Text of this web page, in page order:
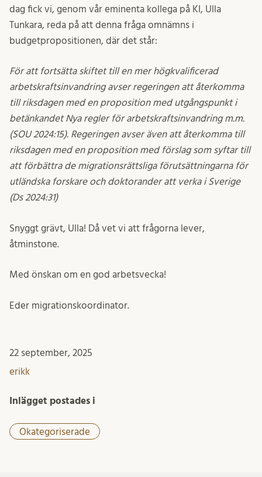
dag fick vi, genom vår eminenta kollega på KI, Ulla
Tunkara, reda på att denna fråga omnämns i
budgetpropositionen, där det står:
För att fortsätta skiftet till en mer högkvalificerad
arbetskraftsinvandring avser regeringen att återkomma
till riksdagen med en proposition med utgångspunkt i
betänkandet Nya regler för arbetskraftsinvandring m.m.
(SOU 2024:15). Regeringen avser även att återkomma till
riksdagen med en proposition med förslag som syftar till
att förbättra de migrationsrättsliga förutsättningarna för
utländska forskare och doktorander att verka i Sverige
(Ds 2024:31)
Snyggt grävt, Ulla! Då vet vi att frågorna lever,
åtminstone.
Med önskan om en god arbetsvecka!
Eder migrationskoordinator.
22 september, 2025
erikk
Inlägget postades i
Okategoriserade